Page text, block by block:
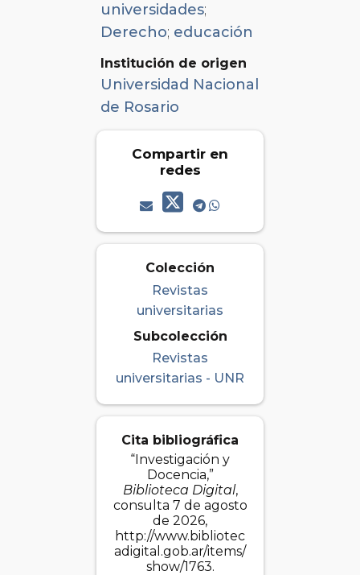
universidades;
Derecho; educación
Institución de origen
Universidad Nacional
de Rosario
Compartir en
redes
Colección
Revistas
universitarias
Subcolección
Revistas
universitarias - UNR
Cita bibliográfica
“Investigación y
Docencia,”
Biblioteca Digital,
consulta 7 de agosto
de 2026,
http://www.bibliotec
adigital.gob.ar/items/
show/1763.